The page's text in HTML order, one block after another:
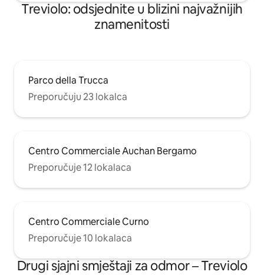
Treviolo: odsjednite u blizini najvažnijih
znamenitosti
Parco della Trucca
Preporučuju 23 lokalca
Centro Commerciale Auchan Bergamo
Preporučuje 12 lokalaca
Centro Commerciale Curno
Preporučuje 10 lokalaca
Drugi sjajni smještaji za odmor – Treviolo